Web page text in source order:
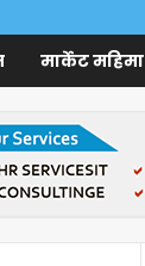
मार्केट महिमा